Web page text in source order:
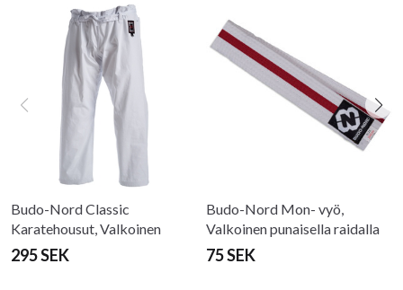
Budo-Nord Classic
Karatehousut, Valkoinen
295 SEK
Budo-Nord Mon- vyö,
Valkoinen punaisella raidalla
75 SEK